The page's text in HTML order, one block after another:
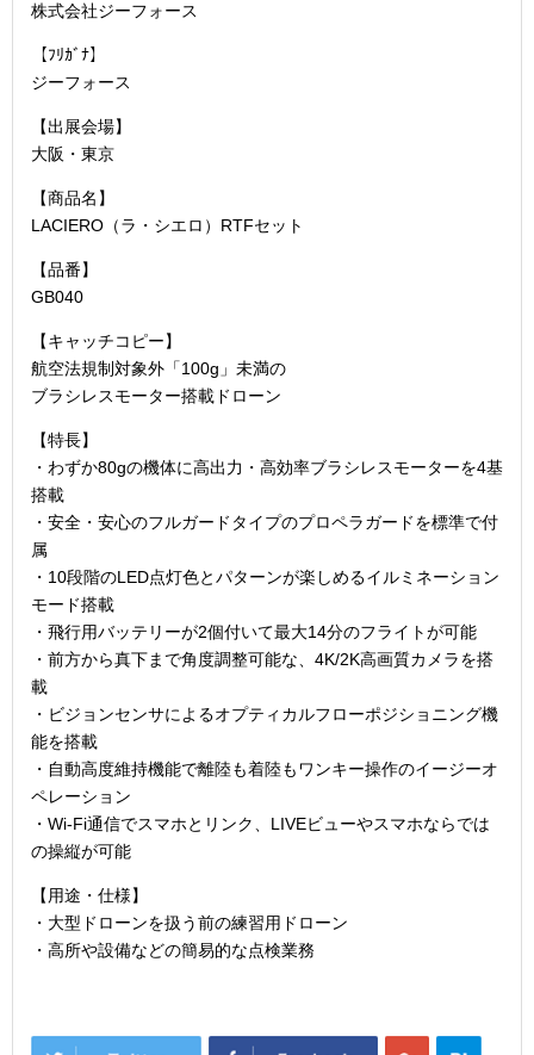
株式会社ジーフォース
【ﾌﾘｶﾞﾅ】
ジーフォース
【出展会場】
大阪・東京
【商品名】
LACIERO（ラ・シエロ）RTFセット
【品番】
GB040
【キャッチコピー】
航空法規制対象外「100g」未満の
ブラシレスモーター搭載ドローン
【特長】
・わずか80gの機体に高出力・高効率ブラシレスモーターを4基
搭載
・安全・安心のフルガードタイプのプロペラガードを標準で付
属
・10段階のLED点灯色とパターンが楽しめるイルミネーション
モード搭載
・飛行用バッテリーが2個付いて最大14分のフライトが可能
・前方から真下まで角度調整可能な、4K/2K高画質カメラを搭
載
・ビジョンセンサによるオプティカルフローポジショニング機
能を搭載
・自動高度維持機能で離陸も着陸もワンキー操作のイージーオ
ペレーション
・Wi-Fi通信でスマホとリンク、LIVEビューやスマホならでは
の操縦が可能
【用途・仕様】
・大型ドローンを扱う前の練習用ドローン
・高所や設備などの簡易的な点検業務